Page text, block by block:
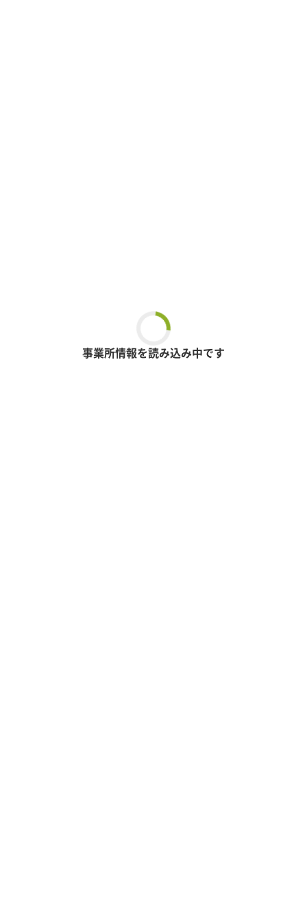
事業所情報を読み込み中です